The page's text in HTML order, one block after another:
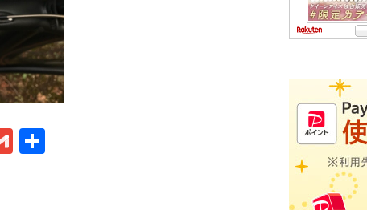
G